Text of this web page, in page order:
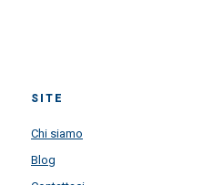
SITE
Chi siamo
Blog